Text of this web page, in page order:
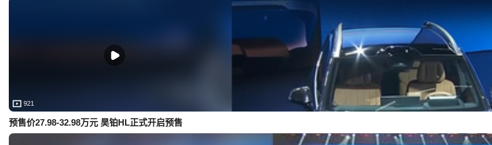
921
预售价27.98-32.98万元 昊铂HL正式开启预售